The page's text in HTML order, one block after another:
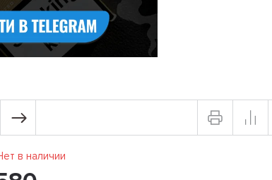
в наличии